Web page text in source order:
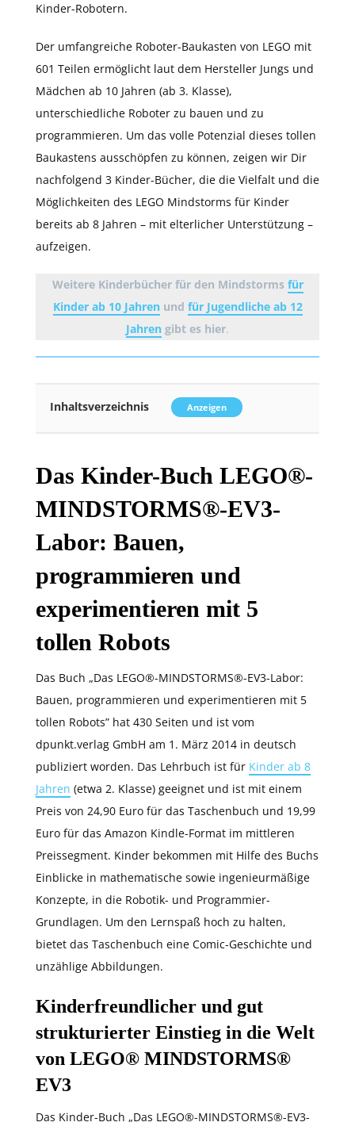
Kinder-Robotern.
Der umfangreiche Roboter-Baukasten von LEGO mit
601 Teilen ermöglicht laut dem Hersteller Jungs und
Mädchen ab 10 Jahren (ab 3. Klasse),
unterschiedliche Roboter zu bauen und zu
programmieren. Um das volle Potenzial dieses tollen
Baukastens ausschöpfen zu können, zeigen wir Dir
nachfolgend 3 Kinder-Bücher, die die Vielfalt und die
Möglichkeiten des LEGO Mindstorms für Kinder
bereits ab 8 Jahren – mit elterlicher Unterstützung –
aufzeigen.
Weitere Kinderbücher für den Mindstorms für
Kinder ab 10 Jahrenund für Jugendliche ab 12
Jahren gibt es hier.
Inhaltsverzeichnis Anzeigen
Das Kinder-Buch LEGO®-
MINDSTORMS®-EV3-
Labor: Bauen,
programmieren und
experimentieren mit 5
tollen Robots
Das Buch „Das LEGO®-MINDSTORMS®-EV3-Labor:
Bauen, programmieren und experimentieren mit 5
tollen Robots” hat 430 Seiten und ist vom
dpunkt.verlag GmbH am 1. März 2014 in deutsch
publiziert worden. Das Lehrbuch ist für Kinder ab 8
Jahren (etwa 2. Klasse) geeignet und ist mit einem
Preis von 24,90 Euro für das Taschenbuch und 19,99
Euro für das Amazon Kindle-Format im mittleren
Preissegment. Kinder bekommen mit Hilfe des Buchs
Einblicke in mathematische sowie ingenieurmäßige
Konzepte, in die Robotik- und Programmier-
Grundlagen. Um den Lernspaß hoch zu halten,
bietet das Taschenbuch eine Comic-Geschichte und
unzählige Abbildungen.
Kinderfreundlicher und gut
strukturierter Einstieg in die Welt
von LEGO® MINDSTORMS®
EV3
Das Kinder-Buch „Das LEGO®-MINDSTORMS®-EV3-